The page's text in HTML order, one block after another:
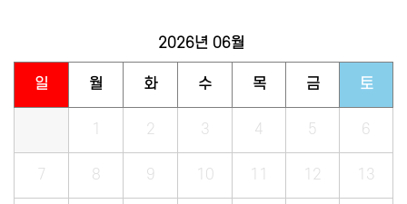
2026년 06월
일 월 화 수 목 금 토
1 2 3 4 5 6
7 8 9 10 11 12 13